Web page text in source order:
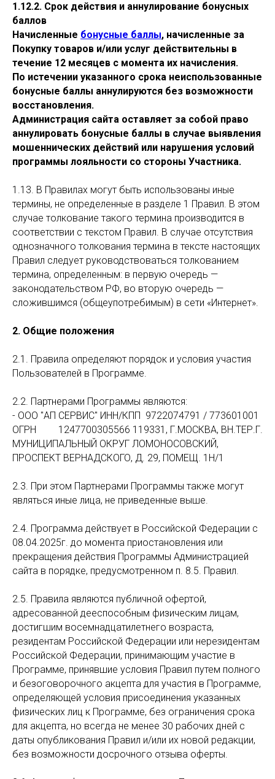
1.12.2. Срок действия и аннулирование бонусных
баллов
Начисленные бонусные баллы, начисленные за
Покупку товаров и/или услуг действительны в
течение 12 месяцев с момента их начисления.
По истечении указанного срока неиспользованные
бонусные баллы аннулируются без возможности
восстановления.
Администрация сайта оставляет за собой право
аннулировать бонусные баллы в случае выявления
мошеннических действий или нарушения условий
программы лояльности со стороны Участника.
1.13. В Правилах могут быть использованы иные
термины, не определенные в разделе 1 Правил. В этом
случае толкование такого термина производится в
соответствии с текстом Правил. В случае отсутствия
однозначного толкования термина в тексте настоящих
Правил следует руководствоваться толкованием
термина, определенным: в первую очередь —
законодательством РФ, во вторую очередь —
сложившимся (общеупотребимым) в сети «Интернет».
2. Общие положения
2.1. Правила определяют порядок и условия участия
Пользователей в Программе.
2.2. Партнерами Программы являются:
- ООО "АП СЕРВИС" ИНН/КПП 9722074791 / 773601001
ОГРН 1247700305566 119331, Г.МОСКВА, ВН.ТЕР.Г.
МУНИЦИПАЛЬНЫЙ ОКРУГ ЛОМОНОСОВСКИЙ,
ПРОСПЕКТ ВЕРНАДСКОГО, Д. 29, ПОМЕЩ. 1Н/1
2.3. При этом Партнерами Программы также могут
являться иные лица, не приведенные выше.
2.4. Программа действует в Российской Федерации с
08.04.2025г. до момента приостановления или
прекращения действия Программы Администрацией
сайта в порядке, предусмотренном п. 8.5. Правил.
2.5. Правила являются публичной офертой,
адресованной дееспособным физическим лицам,
достигшим восемнадцатилетнего возраста,
резидентам Российской Федерации или нерезидентам
Российской Федерации, принимающим участие в
Программе, принявшие условия Правил путем полного
и безоговорочного акцепта для участия в Программе,
определяющей условия присоединения указанных
физических лиц к Программе, без ограничения срока
для акцепта, но всегда не менее 30 рабочих дней с
даты опубликования Правил и/или их новой редакции,
без возможности досрочного отзыва оферты.